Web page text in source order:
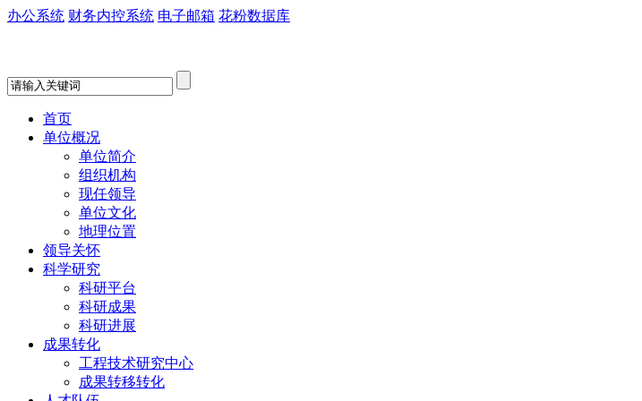
办公系统 财务内控系统 电子邮箱 花粉数据库
首页
单位概况
单位简介
组织机构
现任领导
单位文化
地理位置
领导关怀
科学研究
科研平台
科研成果
科研进展
成果转化
工程技术研究中心
成果转移转化